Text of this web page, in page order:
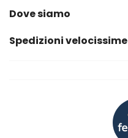
Dove siamo
Spedizioni velocissime